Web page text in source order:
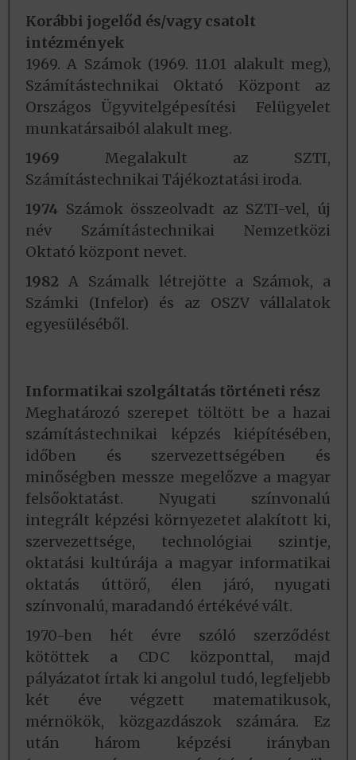
Korábbi jogelőd és/vagy csatolt
intézmények
1969. A Számok (1969. 11.01 alakult meg),
Számítástechnikai Oktató Központ az
Országos Ügyvitelgépesítési Felügyelet
munkatársaiból alakult meg.
1969 Megalakult az SZTI,
Számítástechnikai Tájékoztatási iroda.
1974 Számok összeolvadt az SZTI-vel, új
név Számítástechnikai Nemzetközi
Oktató központ nevet.
1982 A Számalk létrejötte a Számok, a
Számki (Infelor) és az OSZV vállalatok
egyesüléséből.
Informatikai szolgáltatás történeti rész
Meghatározó szerepet töltött be a hazai
számítástechnikai képzés kiépítésében,
időben és szervezettségében és
minőségben messze megelőzve a magyar
felsőoktatást. Nyugati színvonalú
integrált képzési környezetet alakított ki,
szervezettsége, technológiai szintje,
oktatási kultúrája a magyar informatikai
oktatás úttörő, élen járó, nyugati
színvonalú, maradandó értékévé vált.
1970-ben hét évre szóló szerződést
kötöttek a CDC központtal, majd
pályázatot írtak ki angolul tudó, legfeljebb
két éve végzett matematikusok,
mérnökök, közgazdászok számára. Ez
után három képzési irányban